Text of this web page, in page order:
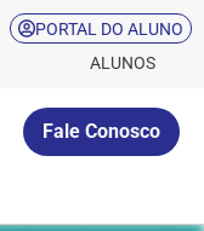
PORTAL DO ALUNO
ALUNOS
Fale Conosco